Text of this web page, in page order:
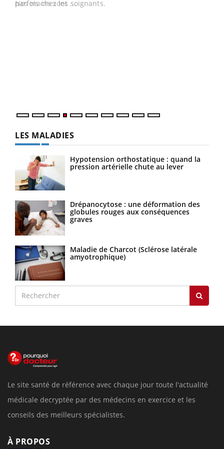
parfois chez les soignants.
Nos mains sont ...
LES MALADIES
Hypotension orthostatique : quand la
pression artérielle chute au lever
Drépanocytose : une déformation des
globules rouges aux conséquences
graves
Maladie de Charcot (Sclérose latérale
amyotrophique)
Le site santé de référence avec chaque jour toute l'actualité
médicale decryptée par des médecins en exercice et les
conseils des meilleurs spécialistes.
À PROPOS